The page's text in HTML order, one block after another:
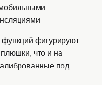
фигурируют
что и на
под